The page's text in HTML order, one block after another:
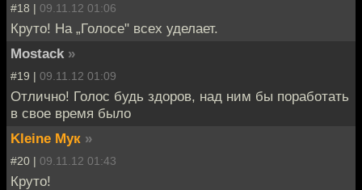
#18 | 09.11.12 01:06
Круто! На „Голосе" всех уделает.
Mostack »
#19 | 09.11.12 01:09
Отлично! Голос будь здоров, над ним бы поработать
в свое время было
Kleine Мук »
#20 | 09.11.12 01:43
Круто!